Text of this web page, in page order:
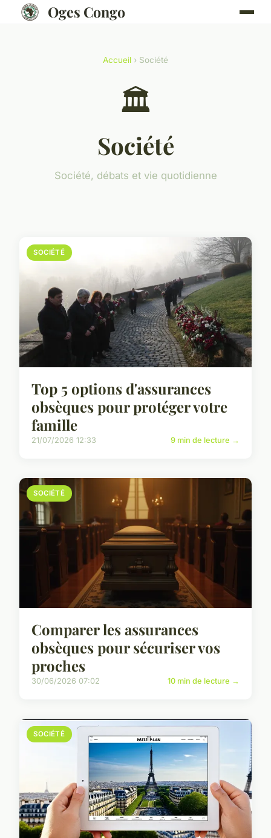
Oges Congo
Accueil › Société
🏛️
Société
Société, débats et vie quotidienne
SOCIÉTÉ
Top 5 options d'assurances
obsèques pour protéger votre
famille
21/07/2026 12:33 9 min de lecture →
SOCIÉTÉ
Comparer les assurances
obsèques pour sécuriser vos
proches
30/06/2026 07:02 10 min de lecture →
SOCIÉTÉ